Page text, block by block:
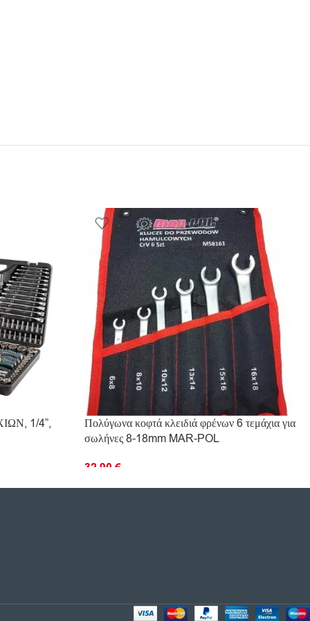
1/4”,
Πολύγωνα κοφτά κλειδιά φρένων 6 τεμάχια για
σωλήνες 8-18mm MAR-POL
32.90€
ΠΡΟΣΘΉΚΗ ΣΤΟ ΚΑΛΆΘΙ